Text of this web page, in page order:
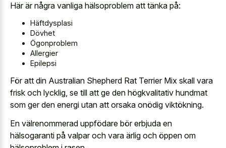
Här är några vanliga hälsoproblem att tänka på:
Häftdysplasi
Dövhet
Ögonproblem
Allergier
Epilepsi
För att din Australian Shepherd Rat Terrier Mix skall vara
frisk och lycklig, se till att ge den högkvalitativ hundmat
som ger den energi utan att orsaka onödig viktökning.
En välrenommerad uppfödare bör erbjuda en
hälsogaranti på valpar och vara ärlig och öppen om